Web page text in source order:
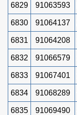
6829 91063593
6830 91064137
6831 91064208
6832 91066579
6833 91067401
6834 91068289
6835 91069490